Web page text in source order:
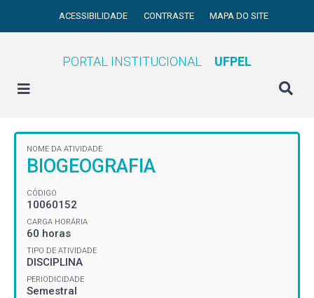
ACESSIBILIDADE CONTRASTE MAPA DO SITE
PORTAL INSTITUCIONAL UFPEL
NOME DA ATIVIDADE
BIOGEOGRAFIA
CÓDIGO
10060152
CARGA HORÁRIA
60 horas
TIPO DE ATIVIDADE
DISCIPLINA
PERIODICIDADE
Semestral